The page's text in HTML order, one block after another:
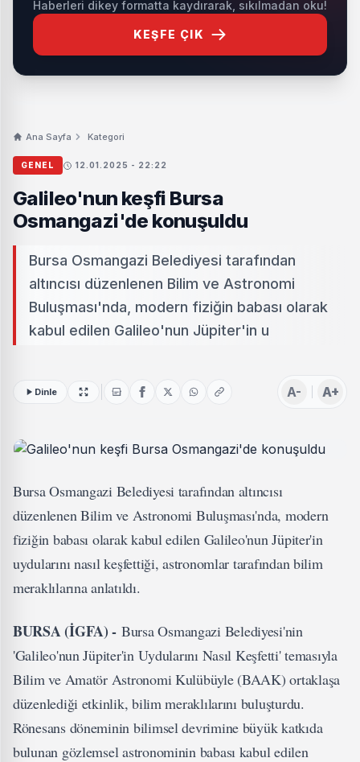
Haberleri dikey formatta kaydırarak, sıkılmadan oku!
KEŞFE ÇIK
Ana Sayfa Kategori
GENEL 12.01.2025 - 22:22
Galileo'nun keşfi Bursa
Osmangazi'de konuşuldu
Bursa Osmangazi Belediyesi tarafından
altıncısı düzenlenen Bilim ve Astronomi
Buluşması'nda, modern fiziğin babası olarak
kabul edilen Galileo'nun Jüpiter'in u
Dinle A- A+
Bursa Osmangazi Belediyesi tarafından altıncısı
düzenlenen Bilim ve Astronomi Buluşması'nda, modern
fiziğin babası olarak kabul edilen Galileo'nun Jüpiter'in
uydularını nasıl keşfettiği, astronomlar tarafından bilim
meraklılarına anlatıldı.
BURSA (İGFA) - Bursa Osmangazi Belediyesi'nin
'Galileo'nun Jüpiter'in Uydularını Nasıl Keşfetti' temasıyla
Bilim ve Amatör Astronomi Kulübüyle (BAAK) ortaklaşa
düzenlediği etkinlik, bilim meraklılarını buluşturdu.
Rönesans döneminin bilimsel devrimine büyük katkıda
bulunan gözlemsel astronominin babası kabul edilen